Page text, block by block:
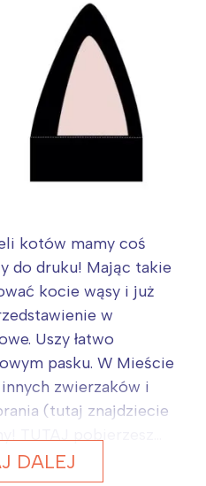
kotów mamy coś
do druku! Mając takie
kocie wąsy i już
w
Uszy łatwo
pasku. W Mieście
zwierzaków i
(tutaj znajdziecie
DALEJ
Kraków
Południe
Północ
Wszystkie